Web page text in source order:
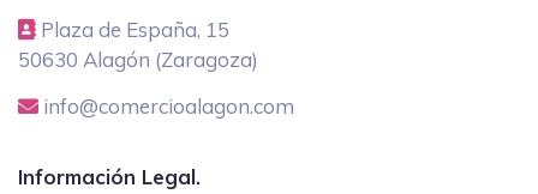
Plaza de España, 15
50630 Alagón (Zaragoza)
info@comercioalagon.com
Información Legal.